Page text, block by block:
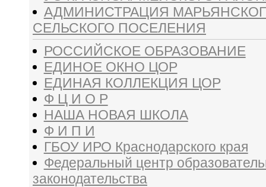
АДМИНИСТРАЦИЯ
СЕЛЬСКОГО ПОСЕЛЕНИЯ
РОССИЙСКОЕ ОБРАЗОВАНИЕ
ЕДИНОЕ ОКНО ЦОР
ЕДИНАЯ КОЛЛЕКЦИЯ ЦОР
Ф Ц И О Р
НАША НОВАЯ ШКОЛА
Ф И П И
ГБОУ ИРО Краснодарского края
Федеральный центр
законодательства